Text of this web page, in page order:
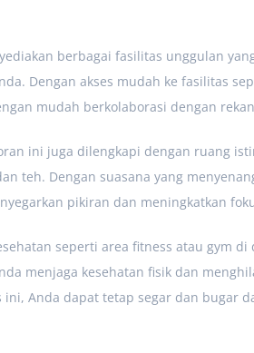
berbagai fasilitas unggulan
Dengan akses mudah ke fasilitas
mudah berkolaborasi dengan
ini juga dilengkapi dengan ruang
teh. Dengan suasana yang
pikiran dan meningkatkan
seperti area fitness atau gym di
menjaga kesehatan fisik dan
Anda dapat tetap segar dan bugar